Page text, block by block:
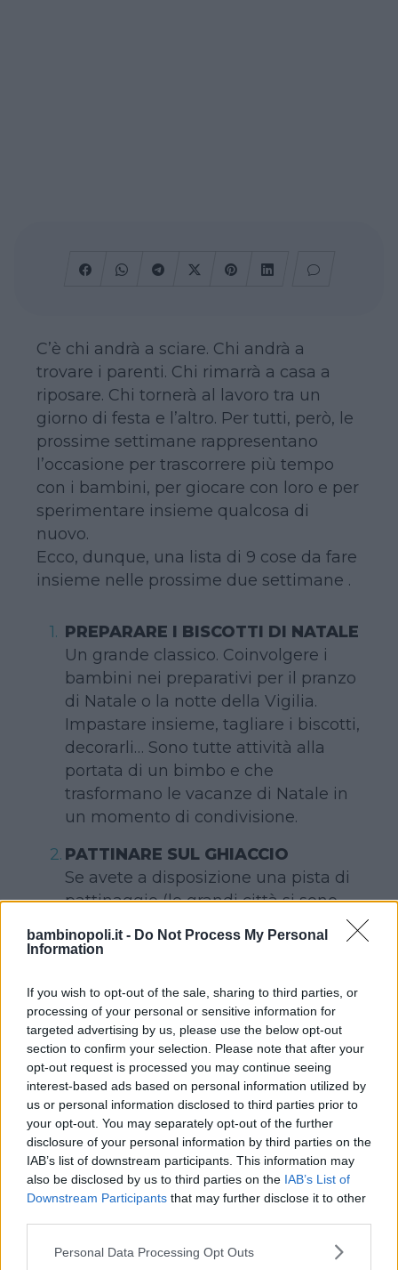
bambinopoli.it - Do Not Process My Personal
Information
If you wish to opt-out of the sale, sharing to third parties, or
processing of your personal or sensitive information for
targeted advertising by us, please use the below opt-out
section to confirm your selection. Please note that after your
opt-out request is processed you may continue seeing
interest-based ads based on personal information utilized by
us or personal information disclosed to third parties prior to
your opt-out. You may separately opt-out of the further
disclosure of your personal information by third parties on the
IAB’s list of downstream participants. This information may
also be disclosed by us to third parties on the IAB’s List of
Downstream Participants that may further disclose it to other
Please note that this website/app uses one or more Google
Personal Data Processing Opt Outs
C’è chi andrà a sciare. Chi andrà a
trovare i parenti. Chi rimarrà a casa a
riposare. Chi tornerà al lavoro tra un
giorno di festa e l’altro. Per tutti, però, le
prossime settimane rappresentano
l’occasione per trascorrere più tempo
con i bambini, per giocare con loro e per
sperimentare insieme qualcosa di
nuovo.
Ecco, dunque, una lista di 9 cose da fare
insieme nelle prossime due settimane .
PREPARARE I BISCOTTI DI NATALE
Un grande classico. Coinvolgere i
bambini nei preparativi per il pranzo
di Natale o la notte della Vigilia.
Impastare insieme, tagliare i biscotti,
decorarli… Sono tutte attività alla
portata di un bimbo e che
trasformano le vacanze di Natale in
un momento di condivisione.
PATTINARE SUL GHIACCIO
Se avete a disposizione una pista di
pattinaggio (le grandi città si sono
montagna non dovrebbero esserci
un’ottima occasione per andare a
pattinare assieme, anche se non
avete mai indossato i pattini in vita
vostra. Sarà divertente ruzzolare a
testa con i bambini e per una volta
farsi insegnare da loro a non avere
paura.
ANDARE AL CINEMA
Un altro grande classico delle
diversititoli per famiglie . Scegliete